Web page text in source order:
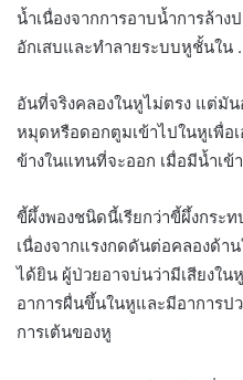
น้ำเนื่องจากการอาบน้ำการล้าง
อักเสบและทำลายระบบหูชั้นใน .
อันที่จริงคลองในหูไม่ตรง แต่มัน
หมุดหรือดอกตูมเข้าไปในหูเพื่อ
ข้างในแทนที่จะออก เมื่อมีน้ำเ
ขี้ผึ้งพองชนิดนี้เรียกว่าขี้ผึ้งกระ
เนื่องจากแรงกดดันต่อคลองด้า
ได้ยิน ผู้ป่วยอาจบ่นว่ามีเสียงใ
อาการผื่นขึ้นในหูและมีอาการ
การเต้นของหู